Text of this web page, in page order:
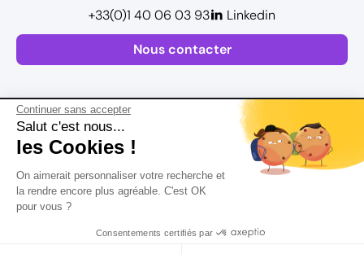
Continuer sans accepter
Salut c'est nous...
les Cookies !
On aimerait personnaliser votre recherche et
la rendre encore plus agréable. C'est OK
pour vous ?
Consentements certifiés par
Nous contacter
+33(0)1 40 06 03 93 Linkedin
Plan de site
Mentions légales
Conditions Générales d’Utilisation
Version actualisée en
2026